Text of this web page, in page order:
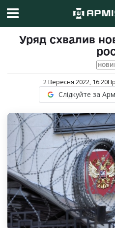
Уряд схвалив
2 Вересня 2022, 16:20
Слідкуйте за